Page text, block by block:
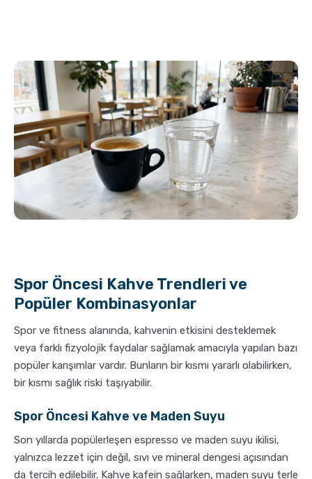
Spor Öncesi Kahve Trendleri ve
Popüler Kombinasyonlar
Spor ve fitness alanında, kahvenin etkisini desteklemek
veya farklı fizyolojik faydalar sağlamak amacıyla yapılan bazı
popüler karışımlar vardır. Bunların bir kısmı yararlı olabilirken,
bir kısmı sağlık riski taşıyabilir.
Spor Öncesi Kahve ve Maden Suyu
Son yıllarda popülerleşen espresso ve maden suyu ikilisi,
yalnızca lezzet için değil, sıvı ve mineral dengesi açısından
da tercih edilebilir. Kahve kafein sağlarken, maden suyu terle